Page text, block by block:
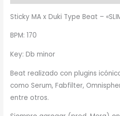
Sticky MA x Duki Type Beat –
BPM: 170
Key: Db minor
Beat realizado con plugins
como Serum, Fabfilter,
entre otros.